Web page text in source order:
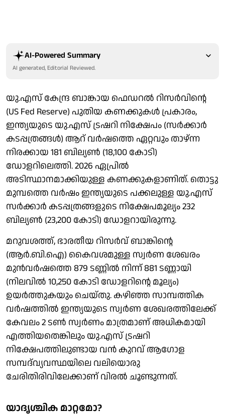
AI-Powered Summary
AI generated, Editorial Reviewed.
യു.എസ് കേന്ദ്ര ബാങ്കായ ഫെഡറൽ റിസർവിന്റെ
(US Fed Reserve) പുതിയ കണക്കുകൾ പ്രകാരം,
ഇന്ത്യയുടെ യു.എസ് ട്രഷറി നിക്ഷേപം (സർക്കാർ
കടപ്പത്രങ്ങൾ) ആറ് വർഷത്തെ ഏറ്റവും താഴ്ന്ന
നിരക്കായ 181 ബില്യൺ (18,100 കോടി)
ഡോളറിലെത്തി. 2026 ഏപ്രിൽ
അടിസ്ഥാനമാക്കിയുള്ള കണക്കുകളാണിത്. തൊട്ടു
മുമ്പത്തെ വർഷം ഇന്ത്യയുടെ പക്കലുള്ള യു.എസ്
സർക്കാർ കടപ്പത്രങ്ങളുടെ നിക്ഷേപമൂല്യം 232
ബില്യൺ (23,200 കോടി) ഡോളറായിരുന്നു.
മറുവശത്ത്, ഭാരതീയ റിസർവ് ബാങ്കിന്റെ
(ആർ.ബി.ഐ) കൈവശമുള്ള സ്വർണ ശേഖരം
മുൻവർഷത്തെ 879 ടണ്ണിൽ നിന്ന് 881 ടണ്ണായി
(നിലവിൽ 10,250 കോടി ഡോളറിന്റെ മൂല്യം)
ഉയർത്തുകയും ചെയ്തു. കഴിഞ്ഞ സാമ്പത്തിക
വർഷത്തിൽ ഇന്ത്യയുടെ സ്വർണ ശേഖരത്തിലേക്ക്
കേവലം 2 ടൺ സ്വർണം മാത്രമാണ് അധികമായി
എത്തിയതെങ്കിലും യു.എസ് ട്രഷറി
നിക്ഷേപത്തിലുണ്ടായ വൻ കുറവ് ആഗോള
സമ്പദ്‌‍വ്യവസ്ഥയിലെ വലിയൊരു
ചേരിതിരിവിലേക്കാണ് വിരൽ ചൂണ്ടുന്നത്.
യാദൃശ്ചിക മാറ്റമോ?